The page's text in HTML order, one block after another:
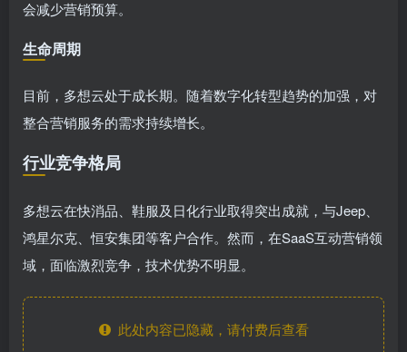
会减少营销预算。
生命周期
目前，多想云处于成长期。随着数字化转型趋势的加强，对
整合营销服务的需求持续增长。
行业竞争格局
多想云在快消品、鞋服及日化行业取得突出成就，与Jeep、
鸿星尔克、恒安集团等客户合作。然而，在SaaS互动营销领
域，面临激烈竞争，技术优势不明显。
此处内容已隐藏，请付费后查看